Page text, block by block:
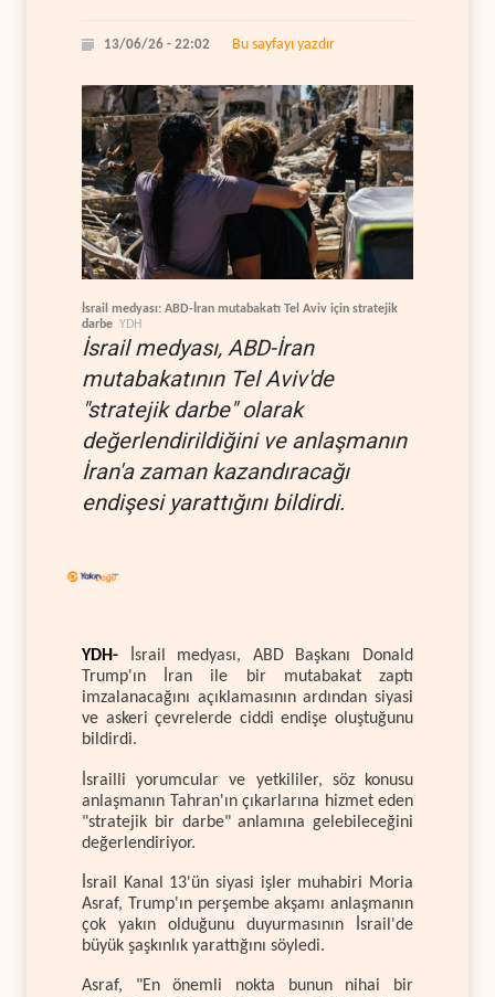
13/06/26 - 22:02 Bu sayfayı yazdır
İsrail medyası: ABD-İran mutabakatı Tel Aviv için stratejik
darbe YDH
İsrail medyası, ABD-İran
mutabakatının Tel Aviv'de
"stratejik darbe" olarak
değerlendirildiğini ve anlaşmanın
İran'a zaman kazandıracağı
endişesi yarattığını bildirdi.
YDH- İsrail medyası, ABD Başkanı Donald
Trump'ın İran ile bir mutabakat zaptı
imzalanacağını açıklamasının ardından siyasi
ve askeri çevrelerde ciddi endişe oluştuğunu
bildirdi.
İsrailli yorumcular ve yetkililer, söz konusu
anlaşmanın Tahran'ın çıkarlarına hizmet eden
"stratejik bir darbe" anlamına gelebileceğini
değerlendiriyor.
İsrail Kanal 13'ün siyasi işler muhabiri Moria
Asraf, Trump'ın perşembe akşamı anlaşmanın
çok yakın olduğunu duyurmasının İsrail'de
büyük şaşkınlık yarattığını söyledi.
Asraf, "En önemli nokta bunun nihai bir